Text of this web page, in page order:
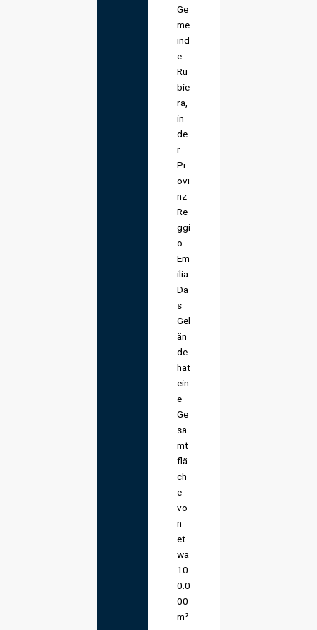
Ge
me
ind
e
Ru
bie
ra,
in
de
r
Pr
ovi
nz
Re
ggi
o
Em
ilia.
Da
s
Gel
än
de
hat
ein
e
Ge
sa
mt
flä
ch
e
vo
n
et
wa
10
0.0
00
m²